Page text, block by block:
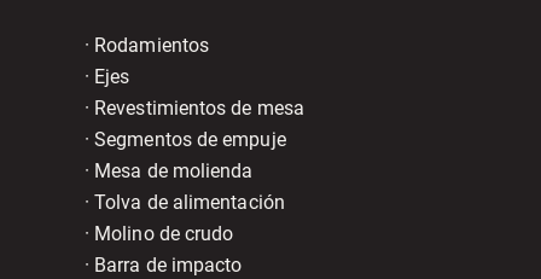
· Rodamientos
· Ejes
· Revestimientos de mesa
· Segmentos de empuje
· Mesa de molienda
· Tolva de alimentación
· Molino de crudo
· Barra de impacto